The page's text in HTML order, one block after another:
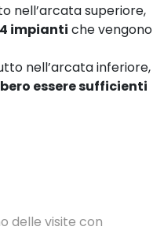
nell’arcata superiore,
impianti che vengono
nell’arcata inferiore,
essere sufficienti
delle visite con